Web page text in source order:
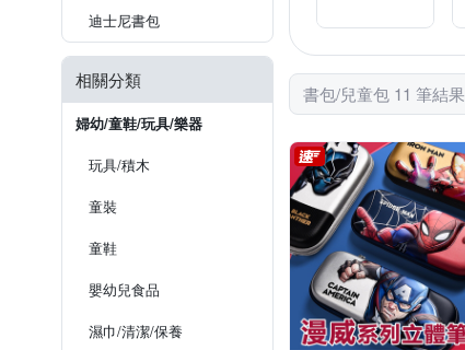
迪士尼書包
相關分類
婦幼/童鞋/玩具/樂器
玩具/積木
童裝
童鞋
嬰幼兒食品
濕巾/清潔/保養
書包/兒童包 11 筆結果